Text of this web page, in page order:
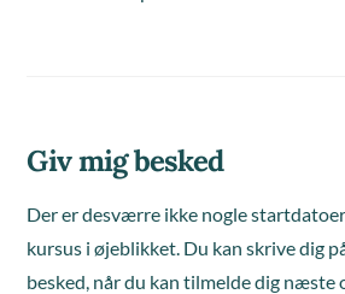
Giv mig besked
Der er desværre ikke nogle
kursus i øjeblikket. Du kan skrive dig
besked, når du kan tilmelde dig næste